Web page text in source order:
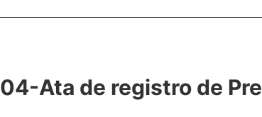
04-Ata de registro de